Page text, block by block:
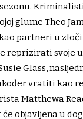
glume Theo
partneri u
reprizirati svoje
Glass,
vratiti kao
Matthewa
objavljena u